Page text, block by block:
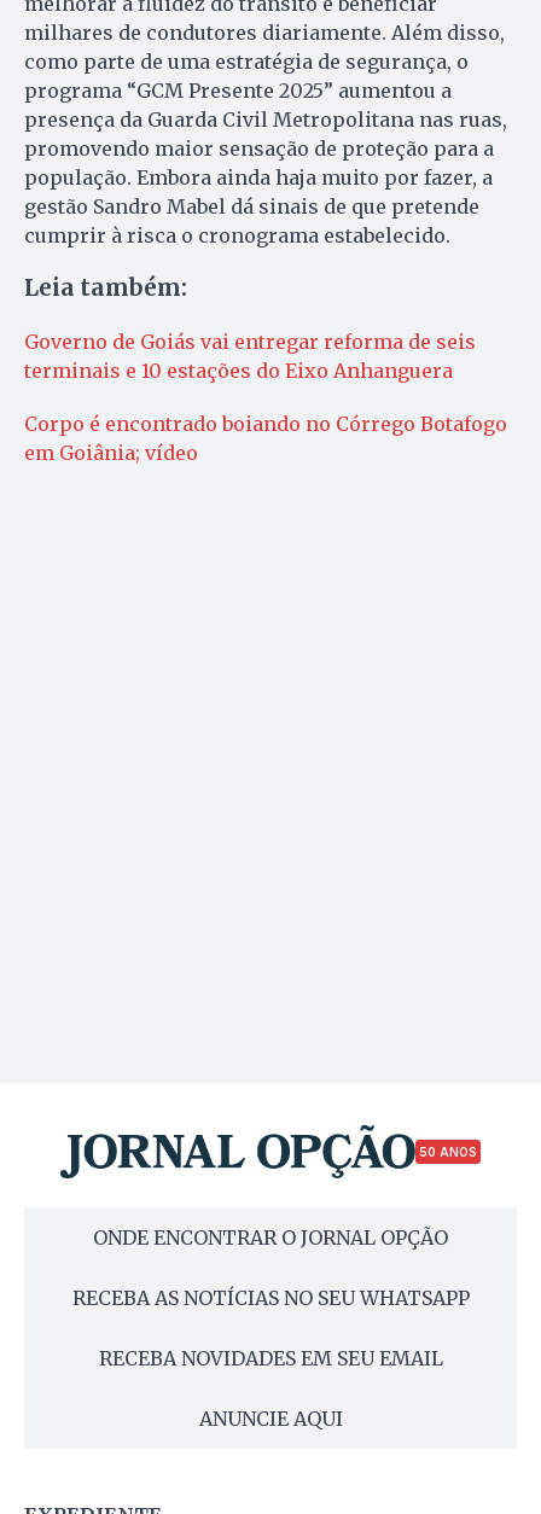
milhares de condutores diariamente. Além disso,
como parte de uma estratégia de segurança, o
programa “GCM Presente 2025” aumentou a
presença da Guarda Civil Metropolitana nas ruas,
promovendo maior sensação de proteção para a
população. Embora ainda haja muito por fazer, a
gestão Sandro Mabel dá sinais de que pretende
cumprir à risca o cronograma estabelecido.
Leia também:
Governo de Goiás vai entregar reforma de seis
terminais e 10 estações do Eixo Anhanguera
Corpo é encontrado boiando no Córrego Botafogo
em Goiânia; vídeo
50 ANOS
ONDE ENCONTRAR O JORNAL OPÇÃO
RECEBA AS NOTÍCIAS NO SEU WHATSAPP
RECEBA NOVIDADES EM SEU EMAIL
ANUNCIE AQUI